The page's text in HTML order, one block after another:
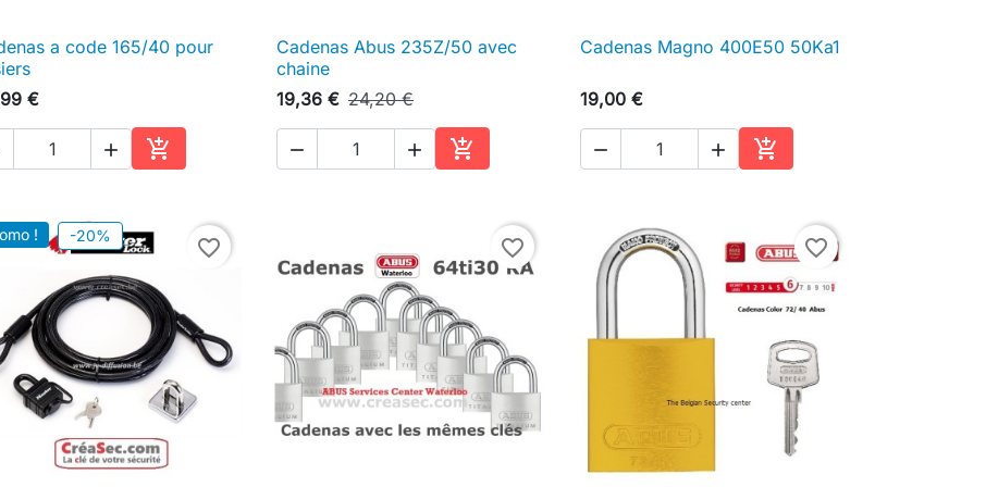
 Aperçu rapide
a code 165/40 pour
€
 
Ajouter au panier
 Aperçu rapide
Cadenas Abus 235Z/50 avec
chaine
19,36 € 24,20 €
  
Ajouter au panier
 Aperçu rapide
Cadenas Magno 400E50 50Ka1
19,00 €
  
Ajouter au panier
! -20% favorite_border favorite_border favorite_border